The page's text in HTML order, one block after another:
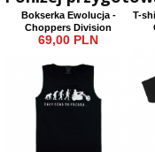
Bokserka Ewolucja -
Choppers Division
69,00 PLN
T-